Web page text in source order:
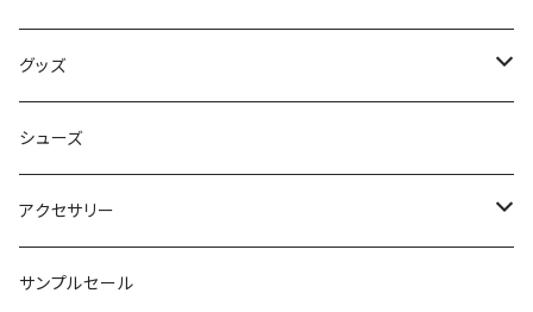
ブルゾン
ニット
トレーナー
パンツ
オールインワン
ワンピース
グッズ
バッグ
その他
シューズ
アクセサリー
ピアス/イヤリング
サンプルセール